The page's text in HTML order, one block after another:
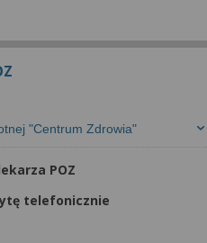
"Centrum Zdrowia"
POZ
telefonicznie